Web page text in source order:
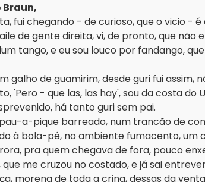
fui chegando - de curioso, que o vicio - é
de gente direita, vi, de pronto, que não
tango, e eu sou louco por fandango,
galho de guamirim, desde guri fui assim,
'Pero - que las, las hay', sou da costa do
há tanto guri sem pai.
a-pique barreado, num trancão de
à bola-pé, no ambiente fumacento, um
pra quem chegava de fora, pouco
me cruzou no costado, e já sai
morena de toda a crina, dessas da